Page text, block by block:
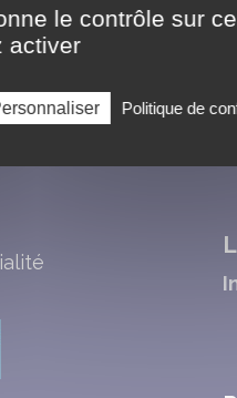
le contrôle sur
activer
Politique de